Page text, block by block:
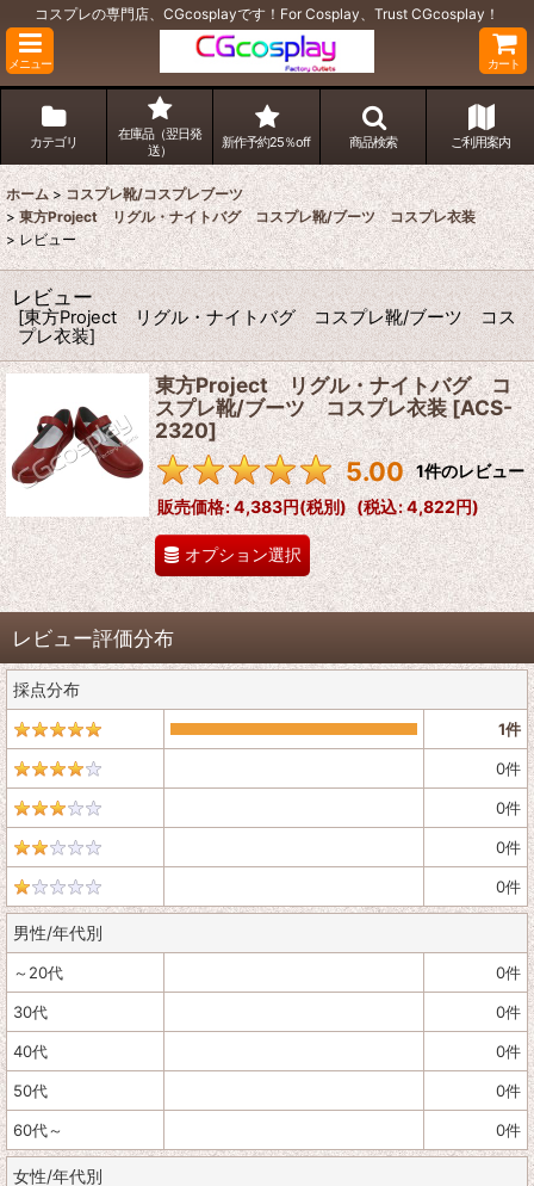
コスプレの専門店、CGcosplayです！For Cosplay、Trust CGcosplay！
メニュー カート
カテゴリ
在庫品（翌日発
送）
新作予約25％off 商品検索 ご利用案内
ホーム > コスプレ靴/コスプレブーツ
> 東方Project リグル・ナイトバグ コスプレ靴/ブーツ コスプレ衣装
> レビュー
レビュー
[東方Project リグル・ナイトバグ コスプレ靴/ブーツ コス
プレ衣装]
東方Project リグル・ナイトバグ コ
スプレ靴/ブーツ コスプレ衣装 [ACS-
2320]
5.00 1件のレビュー
販売価格:4,383円(税別) (税込:4,822円)
オプション選択
レビュー評価分布
採点分布
1件
0件
0件
0件
0件
男性/年代別
～20代 0件
30代 0件
40代 0件
50代 0件
60代～ 0件
女性/年代別